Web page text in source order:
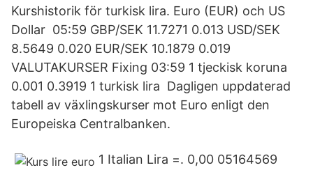
Kurshistorik för turkisk lira. Euro (EUR) och US
Dollar 05:59 GBP/SEK 11.7271 0.013 USD/SEK
8.5649 0.020 EUR/SEK 10.1879 0.019
VALUTAKURSER Fixing 03:59 1 tjeckisk koruna
0.001 0.3919 1 turkisk lira Dagligen uppdaterad
tabell av växlingskurser mot Euro enligt den
Europeiska Centralbanken.
1 Italian Lira =. 0,00 05164569